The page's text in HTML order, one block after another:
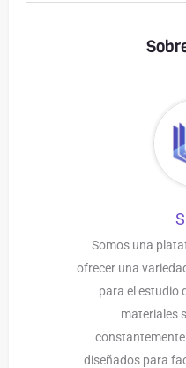
Somos una
ofrecer una
para el estudio
materiales
diseñados para